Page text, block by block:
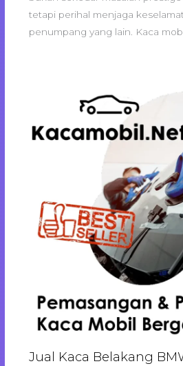
tetapi perihal menjaga
penumpang yang lain. Kaca
Jual Kaca Belakang